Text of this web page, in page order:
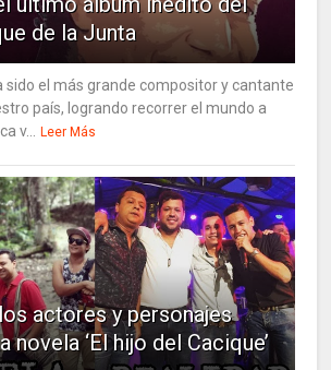
de la Junta
sido el más grande compositor y cantante
país, logrando recorrer el mundo a
v... Leer Más
actores y personajes
novela ‘El hijo del Cacique’